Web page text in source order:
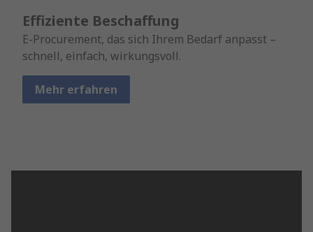
Effiziente Beschaffung
E-Procurement, das sich Ihrem Bedarf anpasst –
schnell, einfach, wirkungsvoll.
Mehr erfahren